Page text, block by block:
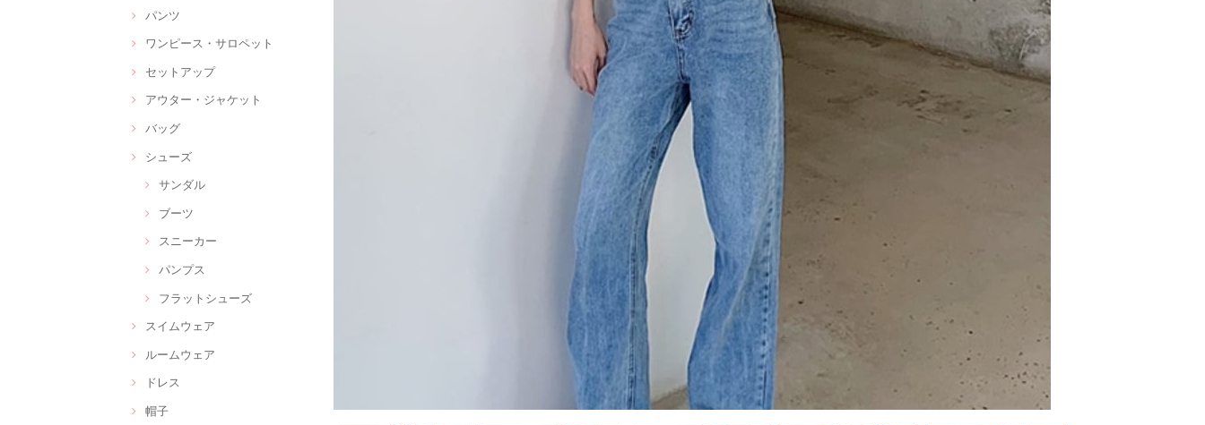
パンツ
ワンピース・サロペット
セットアップ
アウター・ジャケット
バッグ
シューズ
サンダル
ブーツ
スニーカー
パンプス
フラットシューズ
スイムウェア
ルームウェア
ドレス
帽子